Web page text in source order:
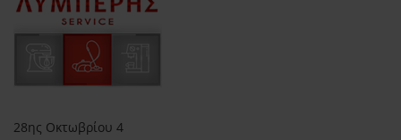
28ης Οκτωβρίου 4